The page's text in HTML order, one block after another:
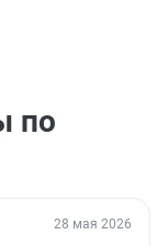
по
28 мая 2026